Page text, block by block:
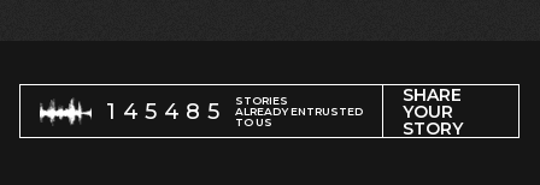
145485
STORIES
ALREADY ENTRUSTED
TO US
SHARE
YOUR
STORY